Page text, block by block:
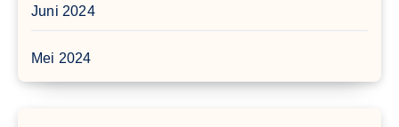
Juni 2024
Mei 2024